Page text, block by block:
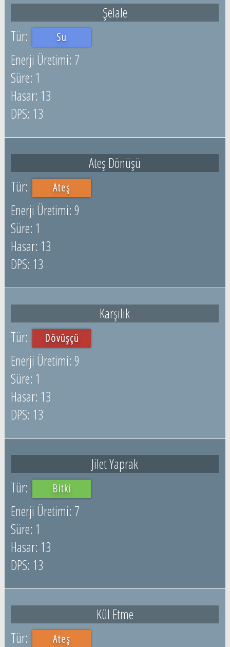
Şelale
Su
7
1
13
13
Ateş Dönüşü
Ateş
9
1
13
13
Karşılık
Dövüşçü
9
1
13
13
Jilet Yaprak
Bitki
7
1
13
13
Kül Etme
Ateş